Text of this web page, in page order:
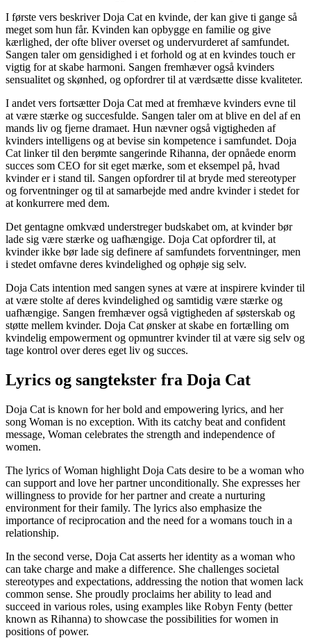
I første vers beskriver Doja Cat en kvinde, der kan give ti gange så
meget som hun får. Kvinden kan opbygge en familie og give
kærlighed, der ofte bliver overset og undervurderet af samfundet.
Sangen taler om gensidighed i et forhold og at en kvindes touch er
vigtig for at skabe harmoni. Sangen fremhæver også kvinders
sensualitet og skønhed, og opfordrer til at værdsætte disse kvaliteter.
I andet vers fortsætter Doja Cat med at fremhæve kvinders evne til
at være stærke og succesfulde. Sangen taler om at blive en del af en
mands liv og fjerne dramaet. Hun nævner også vigtigheden af ​​
kvinders intelligens og at bevise sin kompetence i samfundet. Doja
Cat linker til den berømte sangerinde Rihanna, der opnåede enorm
succes som CEO for sit eget mærke, som et eksempel på, hvad
kvinder er i stand til. Sangen opfordrer til at bryde med stereotyper
og forventninger og til at samarbejde med andre kvinder i stedet for
at konkurrere med dem.
Det gentagne omkvæd understreger budskabet om, at kvinder bør
lade sig være stærke og uafhængige. Doja Cat opfordrer til, at
kvinder ikke bør lade sig definere af samfundets forventninger, men
i stedet omfavne deres kvindelighed og ophøje sig selv.
Doja Cats intention med sangen synes at være at inspirere kvinder til
at være stolte af deres kvindelighed og samtidig være stærke og
uafhængige. Sangen fremhæver også vigtigheden af ​​søsterskab og
støtte mellem kvinder. Doja Cat ønsker at skabe en fortælling om
kvindelig empowerment og opmuntrer kvinder til at være sig selv og
tage kontrol over deres eget liv og succes.
Lyrics og sangtekster fra Doja Cat
Doja Cat is known for her bold and empowering lyrics, and her
song Woman is no exception. With its catchy beat and confident
message, Woman celebrates the strength and independence of
women.
The lyrics of Woman highlight Doja Cats desire to be a woman who
can support and love her partner unconditionally. She expresses her
willingness to provide for her partner and create a nurturing
environment for their family. The lyrics also emphasize the
importance of reciprocation and the need for a womans touch in a
relationship.
In the second verse, Doja Cat asserts her identity as a woman who
can take charge and make a difference. She challenges societal
stereotypes and expectations, addressing the notion that women lack
common sense. She proudly proclaims her ability to lead and
succeed in various roles, using examples like Robyn Fenty (better
known as Rihanna) to showcase the possibilities for women in
positions of power.